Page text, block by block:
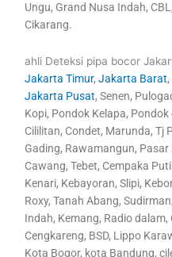
Ungu, Grand Nusa Indah,
Cikarang.
ahli Deteksi pipa bocor
Jakarta Timur,Jakarta Barat,
Jakarta Pusat, Senen,
Kopi, Pondok Kelapa,
Cililitan, Condet, Marunda, Tj
Gading, Rawamangun,
Cawang, Tebet, Cempaka
Kenari, Kebayoran, Slipi,
Roxy, Tanah Abang,
Indah, Kemang, Radio dalam,
Cengkareng, BSD, Lippo
Kota Bogor, kota Bandung,